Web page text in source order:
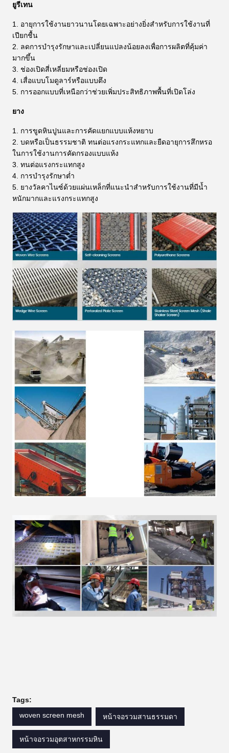
ยูรีเทน
1. อายุการใช้งานยาวนานโดยเฉพาะอย่างยิ่งสำหรับการใช้งานที่
เปียกชื้น
2. ลดการบำรุงรักษาและเปลี่ยนแปลงน้อยลงเพื่อการผลิตที่คุ้มค่า
มากขึ้น
3. ช่องเปิดสี่เหลี่ยมหรือช่องเปิด
4. เสื่อแบบโมดูลาร์หรือแบบตึง
5. การออกแบบที่เหนือกว่าช่วยเพิ่มประสิทธิภาพพื้นที่เปิดโล่ง
ยาง
1. การขูดหินปูนและการคัดแยกแบบแห้งหยาบ
2. บดหรือเป็นธรรมชาติ ทนต่อแรงกระแทกและยืดอายุการสึกหรอ
ในการใช้งานการคัดกรองแบบแห้ง
3. ทนต่อแรงกระแทกสูง
4. การบำรุงรักษาต่ำ
5. ยางวัลคาไนซ์ด้วยแผ่นเหล็กที่แนะนำสำหรับการใช้งานที่มีน้ำ
หนักมากและแรงกระแทกสูง
Tags:
woven screen mesh
หน้าจอรวมสานธรรมดา
หน้าจอรวมอุตสาหกรรมหิน